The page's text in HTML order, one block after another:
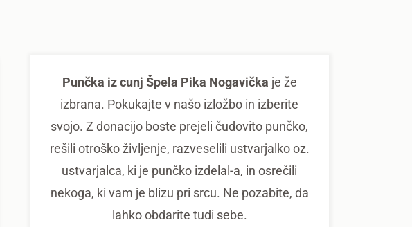
Punčka iz cunj Špela Pika Nogavička je že
izbrana. Pokukajte v našo izložbo in izberite
svojo. Z donacijo boste prejeli čudovito punčko,
rešili otroško življenje, razveselili ustvarjalko oz.
ustvarjalca, ki je punčko izdelal-a, in osrečili
nekoga, ki vam je blizu pri srcu. Ne pozabite, da
lahko obdarite tudi sebe.